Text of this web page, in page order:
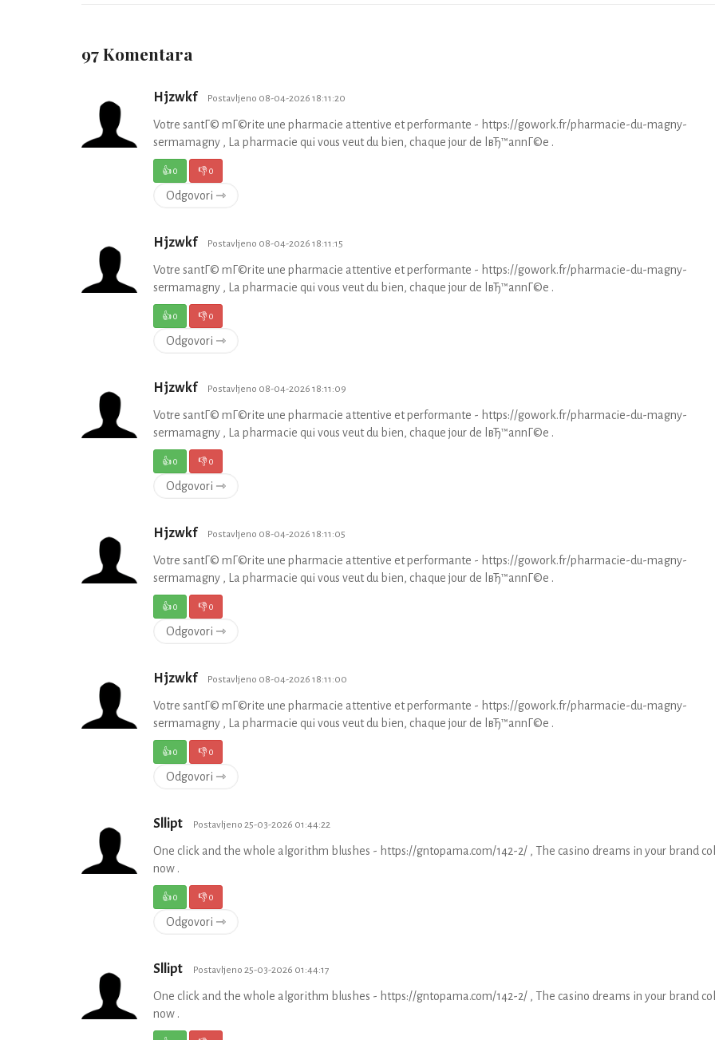
97 Komentara
Hjzwkf Postavljeno 08-04-2026 18:11:20
Votre santГ© mГ©rite une pharmacie attentive et performante - https://gowork.fr/pharmacie-du-magny-
sermamagny , La pharmacie qui vous veut du bien, chaque jour de lвЂ™annГ©e .
👍0 👎0
Odgovori ⇾
Hjzwkf Postavljeno 08-04-2026 18:11:15
Votre santГ© mГ©rite une pharmacie attentive et performante - https://gowork.fr/pharmacie-du-magny-
sermamagny , La pharmacie qui vous veut du bien, chaque jour de lвЂ™annГ©e .
👍0 👎0
Odgovori ⇾
Hjzwkf Postavljeno 08-04-2026 18:11:09
Votre santГ© mГ©rite une pharmacie attentive et performante - https://gowork.fr/pharmacie-du-magny-
sermamagny , La pharmacie qui vous veut du bien, chaque jour de lвЂ™annГ©e .
👍0 👎0
Odgovori ⇾
Hjzwkf Postavljeno 08-04-2026 18:11:05
Votre santГ© mГ©rite une pharmacie attentive et performante - https://gowork.fr/pharmacie-du-magny-
sermamagny , La pharmacie qui vous veut du bien, chaque jour de lвЂ™annГ©e .
👍0 👎0
Odgovori ⇾
Hjzwkf Postavljeno 08-04-2026 18:11:00
Votre santГ© mГ©rite une pharmacie attentive et performante - https://gowork.fr/pharmacie-du-magny-
sermamagny , La pharmacie qui vous veut du bien, chaque jour de lвЂ™annГ©e .
👍0 👎0
Odgovori ⇾
Sllipt Postavljeno 25-03-2026 01:44:22
One click and the whole algorithm blushes - https://gntopama.com/142-2/ , The casino dreams in your brand
now .
👍0 👎0
Odgovori ⇾
Sllipt Postavljeno 25-03-2026 01:44:17
One click and the whole algorithm blushes - https://gntopama.com/142-2/ , The casino dreams in your brand
now .